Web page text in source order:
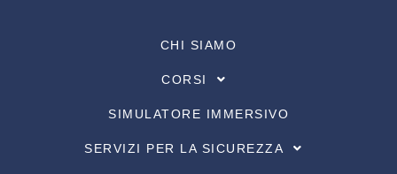
CHI SIAMO
CORSI
SIMULATORE IMMERSIVO
SERVIZI PER LA SICUREZZA